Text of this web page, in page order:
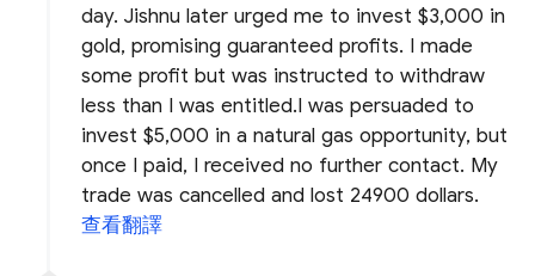
day. Jishnu later urged me to invest $3,000 in
gold, promising guaranteed profits. I made
some profit but was instructed to withdraw
less than I was entitled.I was persuaded to
invest $5,000 in a natural gas opportunity, but
once I paid, I received no further contact. My
trade was cancelled and lost 24900 dollars.
查看翻譯